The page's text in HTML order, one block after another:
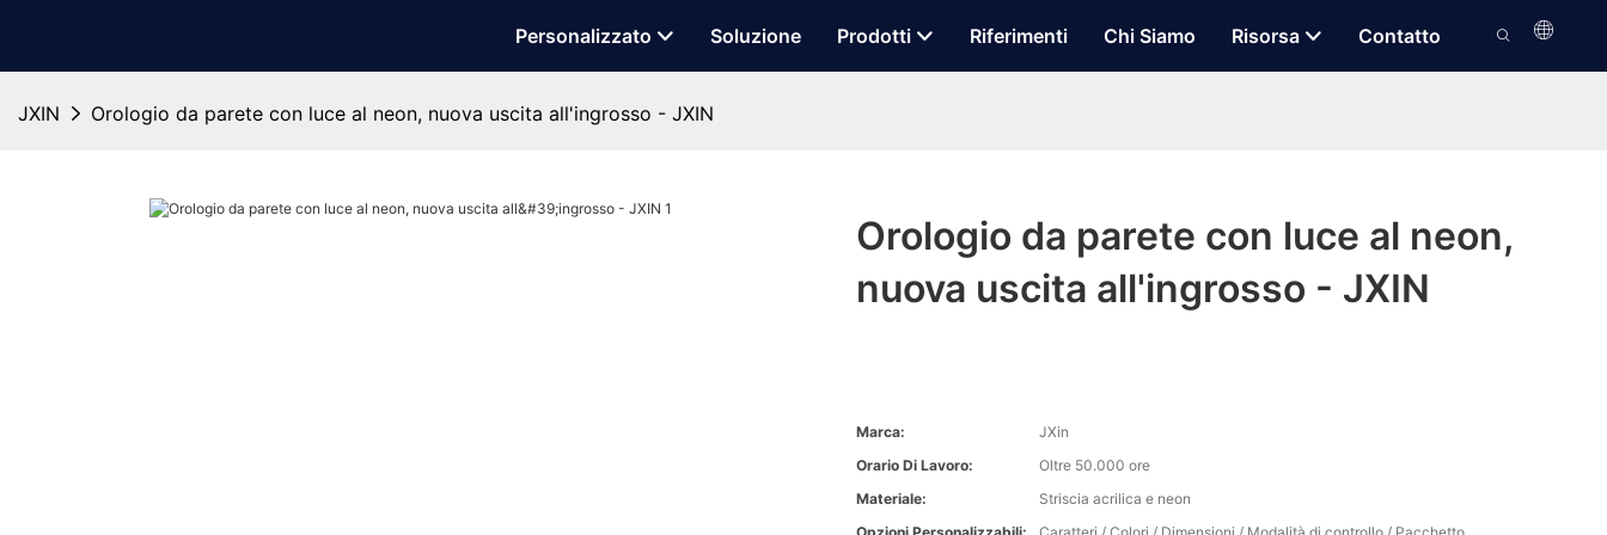
Personalizzato Soluzione Prodotti Riferimenti Chi Siamo Risorsa Contatto
JXIN Orologio da parete con luce al neon, nuova uscita all'ingrosso - JXIN
Orologio da parete con luce al neon,
nuova uscita all'ingrosso - JXIN
Marca:
JXin
Orario Di Lavoro:
Oltre 50.000 ore
Materiale:
Striscia acrilica e neon